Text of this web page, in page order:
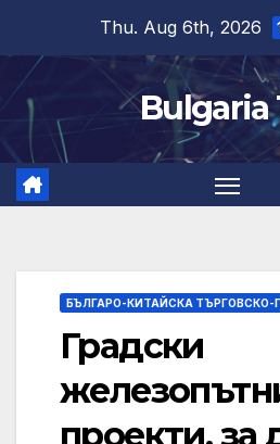
content
Thu. Aug 6th, 2026
Bulgaria
БЪЛГАРО-КИТАЙСКА
Градски
проекти, за